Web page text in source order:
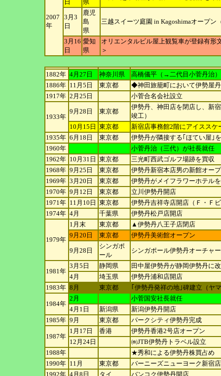
2007
年
日 県
3月3
日
鹿児
島
県
三越スイーツ庭園 in Kagoshimaオープン
3月16
日
愛知
県
オリエンタルビル屋上観覧車が登録有形
＞
1882年 4月27日 神奈川 県
高橋儀平（→二代目小菅丹治
1886年 11月5日 東京都
◆神田旅籠町において伊勢屋
1917年 2月25日 小菅合名会社設立
1933年
9月28日 東京都
伊勢丹、神田店を閉店し、新
竣工）
10月15日 東京都
新宿店事務館2階にアイススケ
1935年 6月18日 東京都
伊勢丹が隣接する｢ほてい屋｣
1960年
小菅丹治（三代）が社長就任
1962年 10月31日 東京都
三光町西武ゴルフ場跡を買収
1968年 9月25日 東京都
伊勢丹新宿本店男の新館オー
1969年 3月20日 東京都
伊勢丹がメイフラワーホテル
1970年 9月12日 東京都
立川伊勢丹開店
1971年 11月10日 東京都
伊勢丹吉祥寺店開店（Ｆ・Ｆ
1974年 4月 千葉県 伊勢丹松戸店開店
1979年
1月末 東京都
▲伊勢丹八王子店閉店
9月20日
東京都 伊勢丹美術館オープン
9月28日
シンガポ
ール
シンガポール伊勢丹オーチャ
1981年
3月5日 静岡県
田中屋伊勢丹が静岡伊勢丹に
4月
埼玉県
伊勢丹浦和店開店
1983年 8月 東京都 ｢伊勢丹発祥の地｣碑建立（ヤ
1984年
2月
小菅国安社長就任
4月1日
新潟県
新潟伊勢丹開店
1985年 9月 東京都 パークシティ伊勢丹完成
1987年
1月17日 香港
伊勢丹香港2号店オープン
12月24日
㈱JTB伊勢丹トラベル設立
1988年
★秀和による伊勢丹株買占め
1990年 11月 東京都
バーニーズニューヨーク新宿
1992年 4月8日 タイ バンコク伊勢丹開店